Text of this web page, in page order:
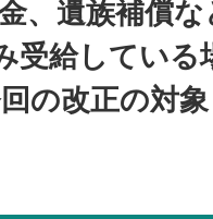
、遺族補償
受給している
の改正の対